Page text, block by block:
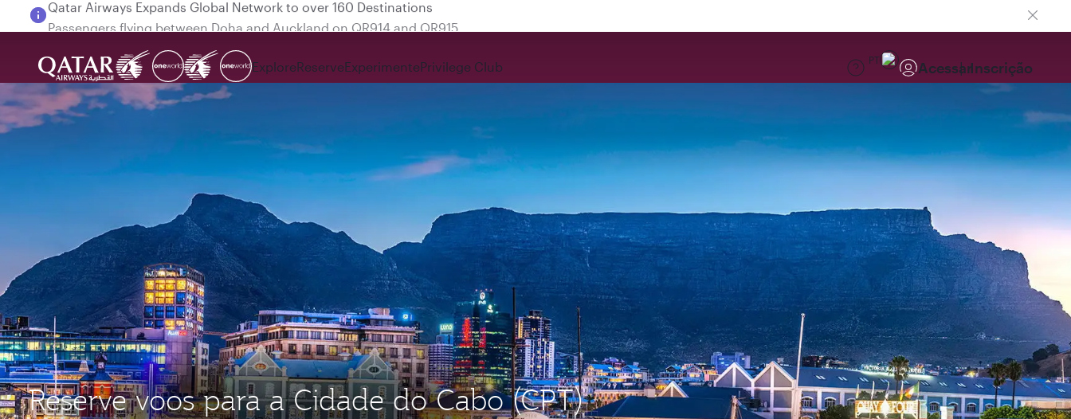
Passengers flying between Doha and Auckland on QR914 and QR915
ExploreReserveExperimentePrivilege Club PT AcessarInscrição
Reserve voos para a Cidade do Cabo (CPT)